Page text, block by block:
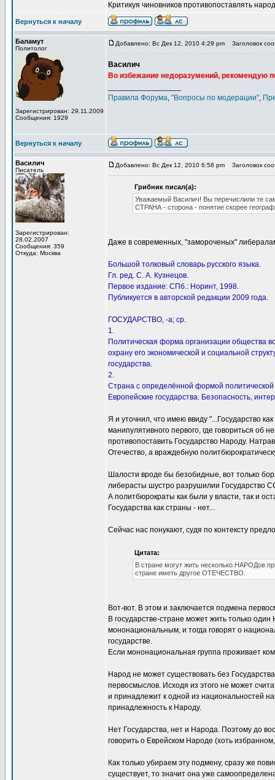
Критикуя чиновников противопоставлять
Вернуться к началу
Баламут
Политолог
Зарегистрирован: 29.11.2009
Сообщения: 1929
Добавлено: Вс Дек 12, 2010 4:29 pm Заголовок
Василич
Во избежание недоразумений, рекомендую
Правила Форума, "Вопросы по модерации",
Вернуться к началу
Василич
Писатель
Зарегистрирован:
28.02.2007
Сообщения: 359
Откуда: Москва
Добавлено: Вс Дек 12, 2010 6:58 pm Заголовок
Грибник писал(а):
Уважаемый Василич! Вы перечислили те
СТРАНА - сторона - понятие скорее
Даже в современных, "замороченых"
Большой толковый словарь русского языка.
Гл. ред. С. А. Кузнецов.
Первое издание: СПб.: Норинт, 1998.
Публикуется в авторской редакции 2009 года.
ГОСУДАРСТВО, -а; ср.
1.
Политическая форма организации общества
охрану его экономической и социальной
государства.
2.
Страна с определённой формой политической
Европейские государства. Безопасность,
Я и уточнил, что имею ввиду "...Государство
манипулятивного первого, где говориться
противопоставить Государство Народу.
Отечество, а враждебную
Шалости вроде бы безобидные, вот только
либерасты шустро разрушилии Государство
А политбюрократы как были у власти, так и
Государства как страны - нет...
Сейчас нас понукают, судя по контексту
Цитата:
В стране могут жить несколько НАРОДов
стране иметь другое ОТЕЧЕСТВО.
Вот-вот. В этом и заключается подмена
В государстве-стране может жить только
мононациональным, и тогда говорят о
государстве.
Если мононациональная группа проживает
Народ не может существовать без
первосмыслов. Исходя из этого не может
и принадлежит к одной из национальностей
принадлежность к Народу.
Нет Государства, нет и Народа. Поэтому до
говорить о Еврейском Народе (хоть
Как только убираем эту подмену, сразу же
существует, то значит она уже